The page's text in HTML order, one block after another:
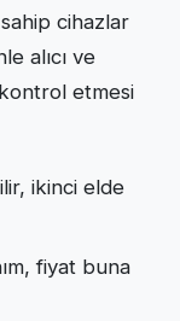
cihazlar
alıcı ve
kontrol etmesi
ikinci elde
fiyat buna